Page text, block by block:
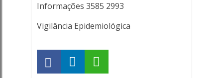
Informações 3585 2993
Vigilância Epidemiológica